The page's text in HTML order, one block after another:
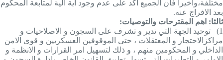
مختلفة،واخيرا فان الجميع اكد على عدم وجود اية الية لمتابعة المحكوم
بعد الافراج عنه.
ثالثا: اهم المقترحات والتوصيات:
1)
توحيد الجهة التي تدير و تشرف على السجون و الاصلاحيات و
مراكزالاحتجاز و المعتقلات ، حتى الموقوفين العسكريين و قوى الامن
الداخلي و المحكومين منهم ، و ذلك لتسهيل امر القرارات و الانظمة و